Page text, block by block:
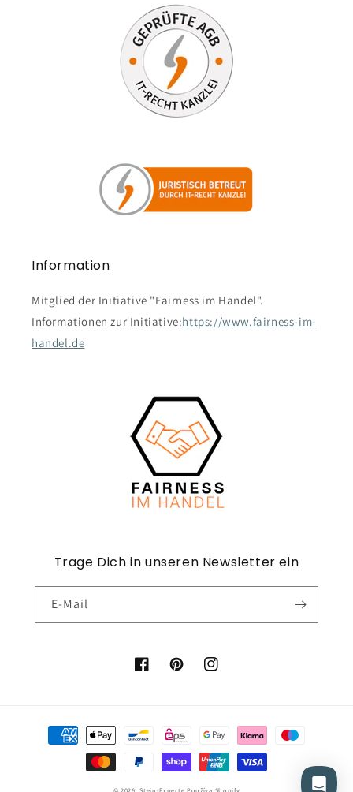
Information
Mitglied der Initiative "Fairness im Handel".
Informationen zur Initiative:https://www.fairness-im-
handel.de
Trage Dich in unseren Newsletter ein
E-Mail
FacebookPinterestInstagram
Zahlungsmethoden
© 2026,Stein-Experte Používa Shopify